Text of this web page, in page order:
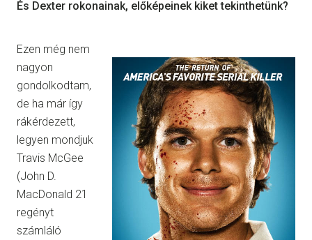
És Dexter rokonainak, előképeinek kiket tekinthetünk?
Ezen még nem
nagyon
gondolkodtam,
de ha már így
rákérdezett,
legyen mondjuk
Travis McGee
(John D.
MacDonald 21
regényt
számláló